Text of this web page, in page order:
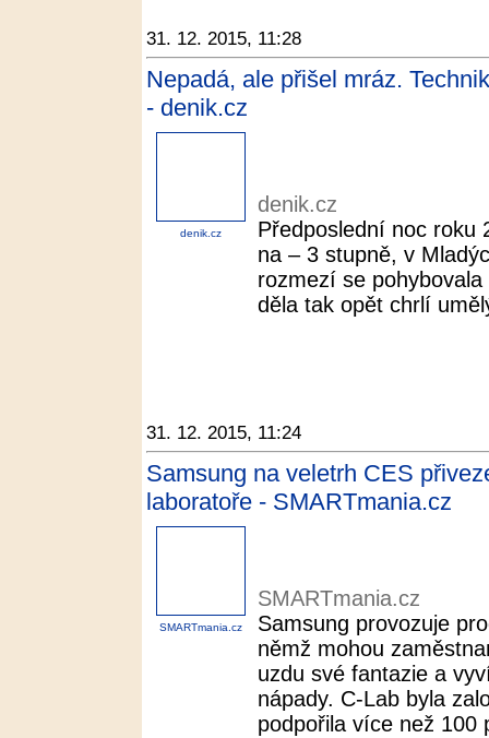
31. 12. 2015, 11:28
Nepadá, ale přišel mráz.
- denik.cz
denik.cz
denik.cz
Předposlední noc roku
na – 3 stupně, v
rozmezí se
děla tak opět chrlí
31. 12. 2015, 11:24
Samsung na veletrh CES
laboratoře - SMARTmania.cz
SMARTmania.cz
SMARTmania.cz
Samsung provozuje
němž mohou
uzdu své fantazie a
nápady. C-Lab byla
podpořila více než 100